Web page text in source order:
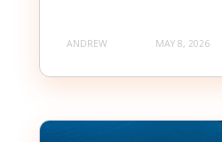
ANDREW MAY 8, 2026